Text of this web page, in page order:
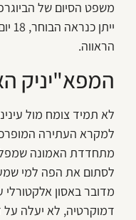
משפט הסיום של
הראווה.
המפא"יניק
לא תמיד צומח מול
מתחדדת האמונה
לסתום את הפה למי
מדובר באסון
דמוקרטיה, לא יעלה